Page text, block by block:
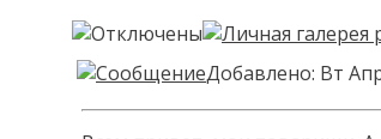
Добавлено: Вт